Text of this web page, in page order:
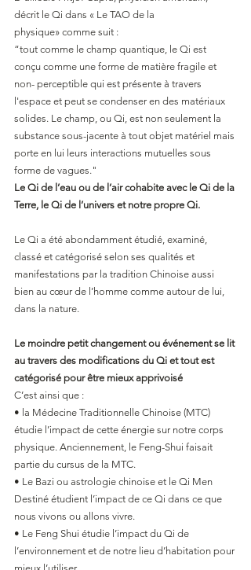
décrit le Qi dans « Le TAO de la
physique» comme suit :
“tout comme le champ quantique, le Qi est
conçu comme une forme de matière fragile et
non- perceptible qui est présente à travers
l'espace et peut se condenser en des matériaux
solides. Le champ, ou Qi, est non seulement la
substance sous-jacente à tout objet matériel mais
porte en lui leurs interactions mutuelles sous
forme de vagues."
Le Qi de l’eau ou de l’air cohabite avec le Qi de la
Terre, le Qi de l’univers et notre propre Qi.
Le Qi a été abondamment étudié, examiné,
classé et catégorisé selon ses qualités et
manifestations par la tradition Chinoise aussi
bien au cœur de l’homme comme autour de lui,
dans la nature.
Le moindre petit changement ou événement se lit
au travers des modifications du Qi et tout est
catégorisé pour être mieux apprivoisé
C’est ainsi que :
• la Médecine Traditionnelle Chinoise (MTC)
étudie l’impact de cette énergie sur notre corps
physique. Anciennement, le Feng-Shui faisait
partie du cursus de la MTC.
• Le Bazi ou astrologie chinoise et le Qi Men
Destiné étudient l’impact de ce Qi dans ce que
nous vivons ou allons vivre.
• Le Feng Shui étudie l’impact du Qi de
l’environnement et de notre lieu d’habitation pour